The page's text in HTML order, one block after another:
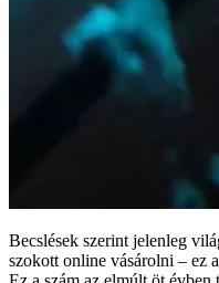
Becslések szerint jelenleg
szokott online vásárolni – ez